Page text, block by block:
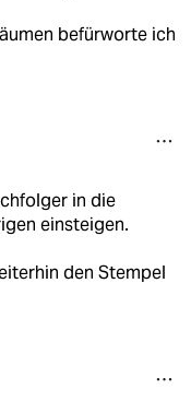
befürworte ich
in die
einsteigen.
den Stempel